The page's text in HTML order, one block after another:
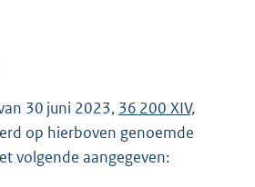
30 juni 2023, 36 200 XIV,
op hierboven genoemde
volgende aangegeven: